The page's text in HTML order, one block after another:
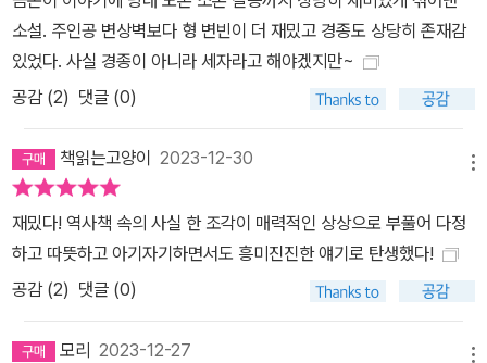
소설. 주인공 변상벽보다 형 변빈이 더 재밌고 경종도 상당히 존재감
있었다. 사실 경종이 아니라 세자라고 해야겠지만~
공감 (2) 댓글 (0)
책읽는고양이 2023-12-30
재밌다! 역사책 속의 사실 한 조각이 매력적인 상상으로 부풀어 다정
하고 따뜻하고 아기자기하면서도 흥미진진한 얘기로 탄생했다!
공감 (2) 댓글 (0)
모리 2023-12-27